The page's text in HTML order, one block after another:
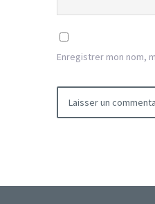
Enregistrer mon nom,